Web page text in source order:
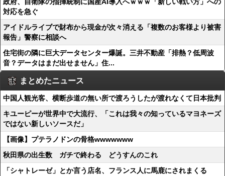
対応を急ぐ
アイドルライブで財布から現金が次々消える「複数のお客様より被害
報告」警察に相談へ
住宅街の隣に巨大データセンター爆誕。三井不動産「排熱？低周波
音？データはまだ出せません」住...
まとめたニュース
中国人観光客、横断歩道の無い所で渡ろうしたが渡れなくて日本批判
キユーピーが世界中で大流行、「これは我々の知っているマヨネーズ
ではない新しいソースだ」
【画像】プテラノドンの骨格wwwwwww
秋田県の出生数 ガチで終わる どうすんのこれ
「シャトレーゼ」とか言う店名、フランス人に馬鹿にされまくる